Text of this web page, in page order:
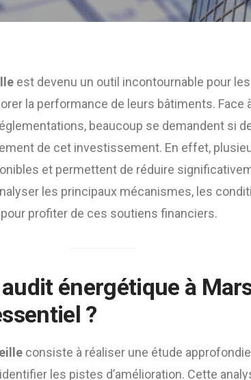
est devenu un outil incontournable pour
la performance de leurs bâtiments. Face
beaucoup se demandent si
de cet investissement. En effet,
et permettent de réduire
les principaux mécanismes, les
profiter de ces soutiens financiers.
audit énergétique à
?
consiste à réaliser une étude
les pistes d’amélioration. Cette